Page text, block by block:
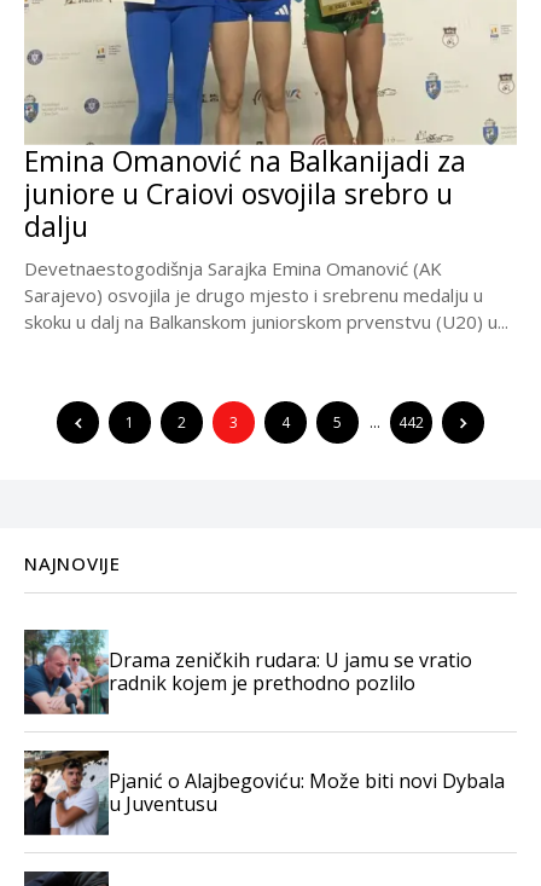
Emina Omanović na Balkanijadi za
juniore u Craiovi osvojila srebro u
dalju
Devetnaestogodišnja Sarajka Emina Omanović (AK
Sarajevo) osvojila je drugo mjesto i srebrenu medalju u
skoku u dalj na Balkanskom juniorskom prvenstvu (U20) u...
1 2 3 4 5 … 442
NAJNOVIJE
Drama zeničkih rudara: U jamu se vratio
radnik kojem je prethodno pozlilo
Pjanić o Alajbegoviću: Može biti novi Dybala
u Juventusu